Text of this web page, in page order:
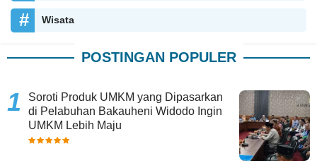
Wisata
POSTINGAN POPULER
Soroti Produk UMKM yang Dipasarkan
di Pelabuhan Bakauheni Widodo Ingin
UMKM Lebih Maju